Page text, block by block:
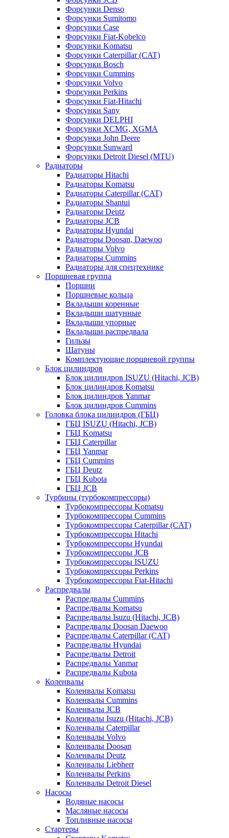
Форсунки Denso
Форсунки Sumitomo
Форсунки Case
Форсунки Fiat-Kobelco
Форсунки Komatsu
Форсунки Caterpillar (CAT)
Форсунки Bosch
Форсунки Cummins
Форсунки Volvo
Форсунки Perkins
Форсунки Fiat-Hitachi
Форсунки Sany
Форсунки DELPHI
Форсунки XCMG, XGMA
Форсунки John Deere
Форсунки Sunward
Форсунки Detroit Diesel (MTU)
Радиаторы
Радиаторы Hitachi
Радиаторы Komatsu
Радиаторы Caterpillar (CAT)
Радиаторы Shantui
Радиаторы Deutz
Радиаторы JCB
Радиаторы Hyundai
Радиаторы Doosan, Daewoo
Радиаторы Volvo
Радиаторы Cummins
Радиаторы для спецтехнике
Поршневая группа
Поршни
Поршневые кольца
Вкладыши коренные
Вкладыши шатунные
Вкладыши упорные
Вкладыши распредвала
Гильзы
Шатуны
Комплектующие поршневой группы
Блок цилиндров
Блок цилиндров ISUZU (Hitachi, JCB)
Блок цилиндров Komatsu
Блок цилиндров Yanmar
Блок цилиндров Cummins
Головка блока цилиндров (ГБЦ)
ГБЦ ISUZU (Hitachi, JCB)
ГБЦ Komatsu
ГБЦ Caterpillar
ГБЦ Yanmar
ГБЦ Cummins
ГБЦ Deutz
ГБЦ Kubota
ГБЦ JCB
Турбины (турбокомпрессоры)
Турбокомпрессоры Komatsu
Турбокомпрессоры Cummins
Турбокомпрессоры Caterpillar (CAT)
Турбокомпрессоры Hitachi
Турбокомпрессоры Hyundai
Турбокомпрессоры JCB
Турбокомпрессоры ISUZU
Турбокомпрессоры Perkins
Турбокомпрессоры Fiat-Hitachi
Распредвалы
Распредвалы Cummins
Распредвалы Komatsu
Распредвалы Isuzu (Hitachi, JCB)
Распредвалы Doosan Daewoo
Распредвалы Caterpillar (CAT)
Распредвалы Hyundai
Распредвалы Detroit
Распредвалы Yanmar
Распредвалы Kubota
Коленвалы
Коленвалы Komatsu
Коленвалы Cummins
Коленвалы JCB
Коленвалы Isuzu (Hitachi, JCB)
Коленвалы Caterpillar
Коленвалы Volvo
Коленвалы Doosan
Коленвалы Deutz
Коленвалы Liebherr
Коленвалы Perkins
Коленвалы Detroit Diesel
Насосы
Водяные насосы
Масляные насосы
Топливные насосы
Стартеры